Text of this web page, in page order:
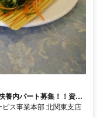
内パート募集！！資格
ス事業本部 北関東支店